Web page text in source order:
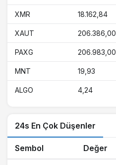
XMR 18.162,84
XAUT 206.386,00
PAXG 206.983,00
MNT 19,93
ALGO 4,24
24s En Çok Düşenler
Sembol Değer